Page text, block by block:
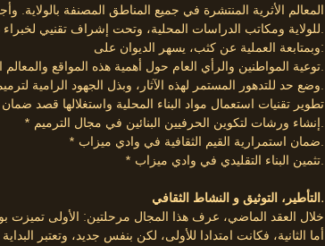
المعالم الأثرية المنتشرة في جميع المناطق المصنفة بالولاية.
للولاية ومكاتب الدراسات المحلية، وتحت إشراف تقنيي لخبراء ديوان حماية وادي ميزاب وترقيته.
وبمتابعة العملية عن كثب، يسهر الديوان على:
* توعية المواطنين والرأي العام حول أهمية هذه المواقع والمعالم التاريخية.
* وضع حد للتدهور المستمر لهذه الآثار، وبذل الجهود الرامية لترميمها والحفاظ عليها.
* تطوير تقنيات استعمال مواد البناء المحلية واستغلالها قصد ضمان
* إنشاء ورشات لتكوين الحرفيين البنائين في مجال الترميم.
* ضمان استمرارية القيم الثقافية في وادي ميزاب.
* تثمين البناء التقليدي في وادي ميزاب.
التأطير، التوثيق و النشاط الثقافي.
خلال العقد الماضي، عرف هذا المجال مرحلتين: الأولى تميزت
أما الثانية، فكانت امتدادا للأولى، لكن بنفس جديد، وتعتبر